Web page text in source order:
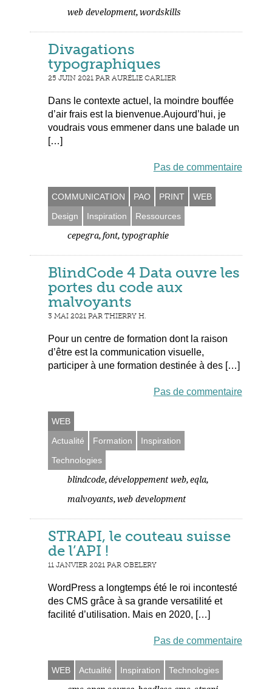
web development, wordskills
Divagations
typographiques
25 JUIN 2021 PAR AURÉLIE CARLIER
Dans le contexte actuel, la moindre bouffée
d’air frais est la bienvenue.Aujourd’hui, je
voudrais vous emmener dans une balade un
[…]
Pas de commentaire
COMMUNICATION PAO PRINT
WEB
Design
Inspiration
Ressources
cepegra, font, typographie
BlindCode 4 Data ouvre les
portes du code aux
malvoyants
3 MAI 2021 PAR THIERRY H.
Pour un centre de formation dont la raison
d’être est la communication visuelle,
participer à une formation destinée à des […]
Pas de commentaire
WEB
Actualité
Formation
Inspiration
Technologies
blindcode, développement web, eqla,
malvoyants, web development
STRAPI, le couteau suisse
de l’API !
11 JANVIER 2021 PAR OBELERY
WordPress a longtemps été le roi incontesté
des CMS grâce à sa grande versatilité et
facilité d’utilisation. Mais en 2020, […]
Pas de commentaire
WEB Actualité Inspiration
Technologies